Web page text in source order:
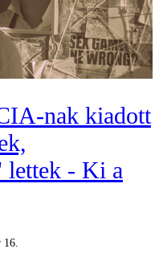
nak kiadott
lettek - Ki a
16.